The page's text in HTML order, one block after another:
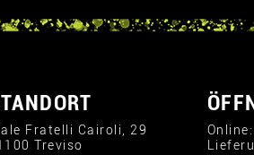
Fratelli Cairoli, 29
Treviso